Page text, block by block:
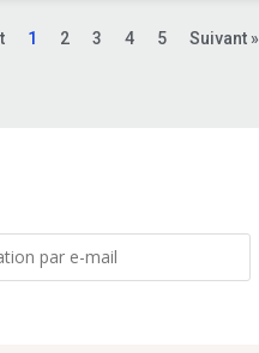
1 2 3 4 5 Suivant »